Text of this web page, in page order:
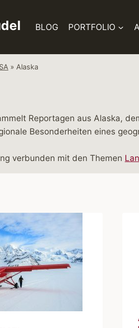
BLOG PORTFOLIO
» Alaska
Reportagen aus Alaska,
Besonderheiten eines
verbunden mit den Themen